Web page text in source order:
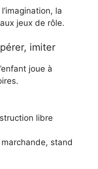
la
jeux de rôle.
imiter
joue à
libre
stand